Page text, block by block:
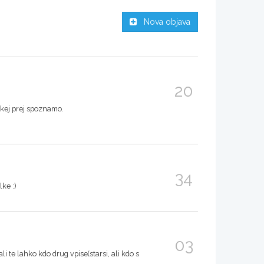
Nova objava
prej spoznamo.
20
:) 34
te lahko kdo drug vpise(starsi, ali kdo s 03